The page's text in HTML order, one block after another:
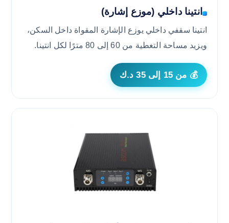
انتينا داخلي (موزع إشارة)
انتينا سقفي داخلي يوزع الإشارة المقواة داخل السكن،
ويزيد مساحة التغطية من 60 إلى 80 مترًا لكل انتينا.
💰 من 15 إلى 35 د.ك